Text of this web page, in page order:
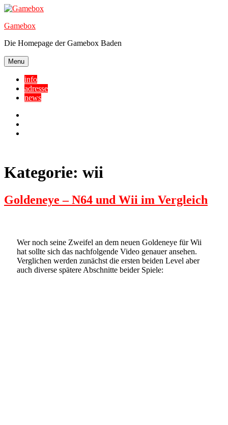
Skip
content
Gamebox
Die Homepage der Gamebox Baden
Menu
info
adresse
news
Kategorie: wii
Goldeneye – N64 und Wii im Vergleich
Wer noch seine Zweifel an dem neuen Goldeneye für Wii
hat sollte sich das nachfolgende Video genauer ansehen.
Verglichen werden zunächst die ersten beiden Level aber
auch diverse spätere Abschnitte beider Spiele: